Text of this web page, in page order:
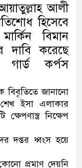
আলী
হিসেবে
বিমান
দাবি করেছে
গার্ড কর্পস
জানানো
শেখ ইসা এলাকার
নিক্ষেপ
দপ্তর ধ্বংস হয়ে
প্রমাণ দেয়নি